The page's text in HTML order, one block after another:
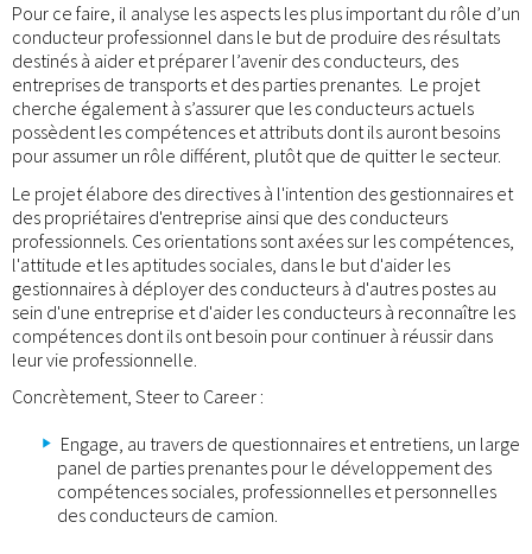
Pour ce faire, il analyse les aspects les plus important du rôle d’un
conducteur professionnel dans le but de produire des résultats
destinés à aider et préparer l’avenir des conducteurs, des
entreprises de transports et des parties prenantes. Le projet
cherche également à s’assurer que les conducteurs actuels
possèdent les compétences et attributs dont ils auront besoins
pour assumer un rôle différent, plutôt que de quitter le secteur.
Le projet élabore des directives à l'intention des gestionnaires et
des propriétaires d'entreprise ainsi que des conducteurs
professionnels. Ces orientations sont axées sur les compétences,
l'attitude et les aptitudes sociales, dans le but d'aider les
gestionnaires à déployer des conducteurs à d'autres postes au
sein d'une entreprise et d'aider les conducteurs à reconnaître les
compétences dont ils ont besoin pour continuer à réussir dans
leur vie professionnelle.
Concrètement, Steer to Career :
Engage, au travers de questionnaires et entretiens, un large
panel de parties prenantes pour le développement des
compétences sociales, professionnelles et personnelles
des conducteurs de camion.